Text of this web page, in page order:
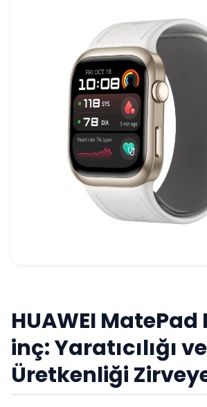
HUAWEI MatePad
inç: Yaratıcılığı ve
Üretkenliği